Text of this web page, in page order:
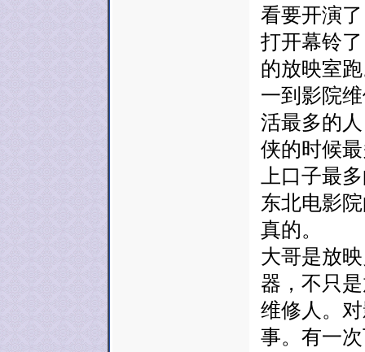
看要开演
打开幕铃
的放映室
一到影院
活最多的
侠的时候
上口子最
东北电影
真的。
大哥是放
器，不只
维修人。
事。有一